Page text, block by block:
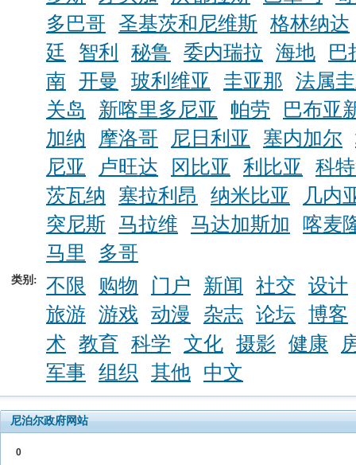
多巴哥
圣基茨和尼维斯 格林纳达
廷
智利 秘鲁 委内瑞拉 海地
巴
南
开曼 玻利维亚 圭亚那
法属
关岛
新喀里多尼亚 帕劳
巴布亚
加纳
摩洛哥 尼日利亚 塞内加尔
尼亚
卢旺达 冈比亚 利比亚
科
茨瓦纳
塞拉利昂 纳米比亚
几内
突尼斯
马拉维 马达加斯加
喀麦
马里
多哥
类别: 不限 购物 门户 新闻 社交
设计
旅游
游戏 动漫 杂志 论坛 博客
术
教育 科学 文化 摄影 健康
军事
组织 其他 中文
尼泊尔政府网站
0